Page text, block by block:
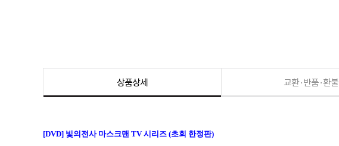
상품상세 교환·반품·환불
[DVD] 빛의전사 마스크맨 TV 시리즈 (초회 한정판)